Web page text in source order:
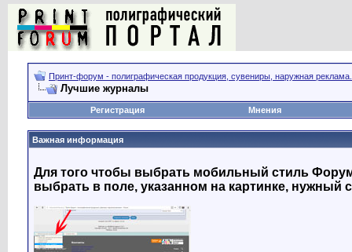
Принт-форум - полиграфическая продукция, сувениры, наружная реклама.
Лучшие журналы
Регистрация Мнения
Важная информация
Для того чтобы выбрать мобильный стиль
выбрать в поле, указанном на картинке, нужный